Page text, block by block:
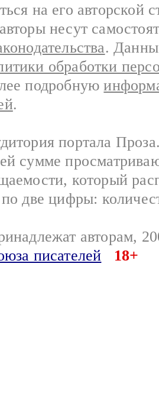
на его авторской
несут
.
обработки
подробную
.
портала
сумме
который
две цифры:
авторам,
писателей
18+